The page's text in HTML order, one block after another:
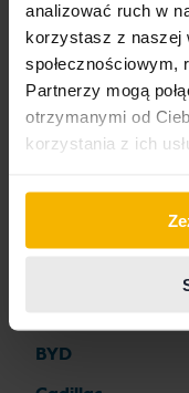
analizować ruch w
korzystasz z naszej
społecznościowym,
Partnerzy mogą
otrzymanymi od
korzystania z ich
Alfa Romeo
Aston Martin
BYD